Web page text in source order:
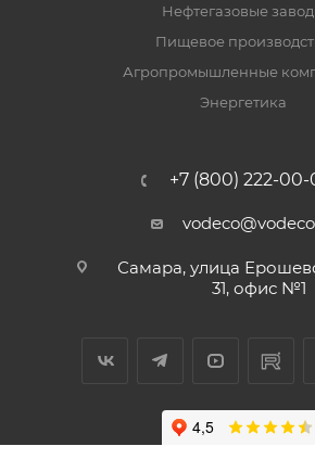
Нефтегазовые
Пищевое
Агропромышленные
Энергетика
+7 (800) 222-00-
Самара, улица
31, офис №1